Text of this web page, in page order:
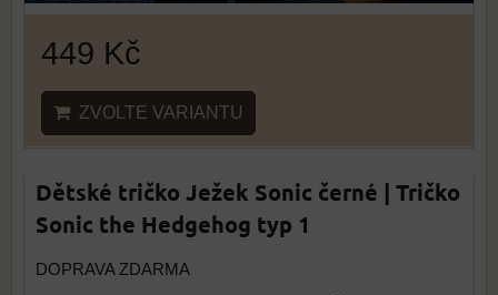
449 Kč
ZVOLTE VARIANTU
Dětské tričko Ježek Sonic černé | Tričko
Sonic the Hedgehog typ 1
DOPRAVA ZDARMA